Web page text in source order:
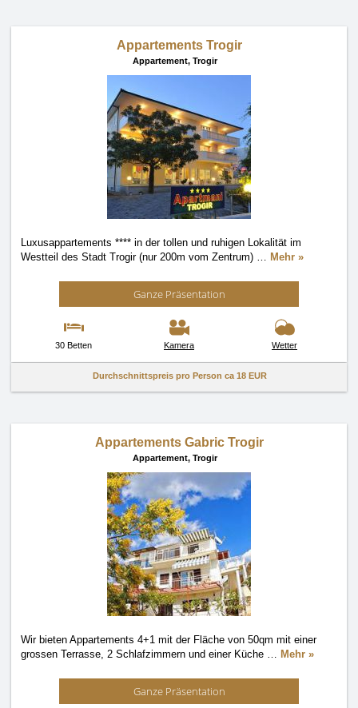
Appartements Trogir
Appartement, Trogir
Luxusappartements **** in der tollen und ruhigen Lokalität im
Westteil des Stadt Trogir (nur 200m vom Zentrum) … Mehr »
Ganze Präsentation
30 Betten Kamera Wetter
Durchschnittspreis pro Person ca 18 EUR
Appartements Gabric Trogir
Appartement, Trogir
Wir bieten Appartements 4+1 mit der Fläche von 50qm mit einer
grossen Terrasse, 2 Schlafzimmern und einer Küche … Mehr »
Ganze Präsentation